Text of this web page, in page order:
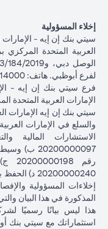
إخلاء المسؤولية
سيتي بنك إن إيه -
لفرع أبوظبي. هاتف: 043114000.
فرع سيتي بنك إن إيه -
الإمارات العربية المتحدة
سيتي بنك إن إيه الإمارات
الاستشارات المالية
إخلاءات المسؤولية
المذكورة في هذا البيان
هذا ليس بيانًا رسميًا
استثماراتك مع سيتي بنك